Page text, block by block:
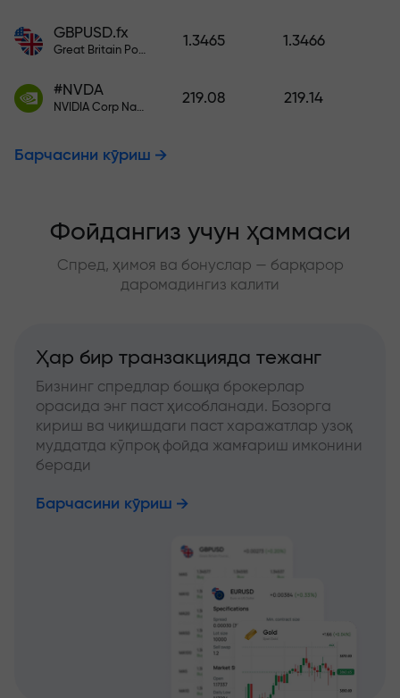
GBPUSD.fx
Great Britain Pound vs US Dollar
1.3465 1.3466
#NVDA
NVIDIA Corp Nasdaq Stock Exchange (Nasdaq) USD
219.08 219.14
Барчасини кўриш
Фойдангиз учун ҳаммаси
Спред, ҳимоя ва бонуслар — барқарор
даромадингиз калити
Ҳар бир транзакцияда тежанг
Бизнинг спредлар бошқа брокерлар
орасида энг паст ҳисобланади. Бозорга
кириш ва чиқишдаги паст харажатлар узоқ
муддатда кўпроқ фойда жамғариш имконини
беради
Барчасини кўриш